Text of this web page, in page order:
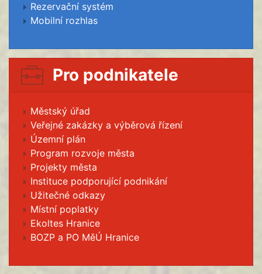
Rezervační systém
Mobilní rozhlas
Pro podnikatele
Městský úřad
Veřejné zakázky a výběrová řízení
Územní plán
Program rozvoje města
Projekty města
Instituce podporující podnikání
Užitečné odkazy
Místní poplatky
Ekoltes Hranice
BOZP a PO MěÚ Hranice